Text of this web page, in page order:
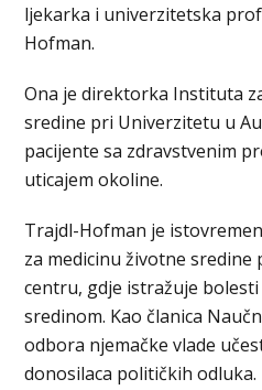
ljekarka i univerzitetska
Hofman.
Ona je direktorka Instituta
sredine pri Univerzitetu u
pacijente sa zdravstvenim
uticajem okoline.
Trajdl-Hofman je
za medicinu životne
centru, gdje istražuje
sredinom. Kao članica
odbora njemačke vlade
donosilaca političkih odluka.